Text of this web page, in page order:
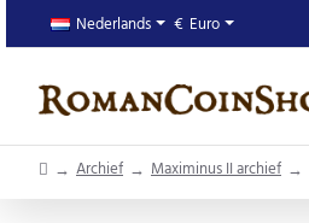
Nederlands € Euro
homeArchief Maximinus II archief